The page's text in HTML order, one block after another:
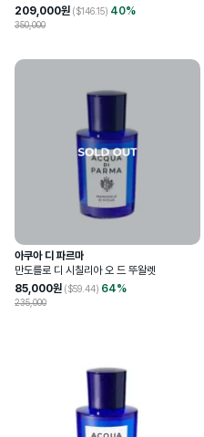
209,000원 ($146.15) 40%
350,000
아쿠아 디 파르마
만도를로 디 시칠리아 오 드 뚜왈렛
85,000원 ($59.44) 64%
235,000